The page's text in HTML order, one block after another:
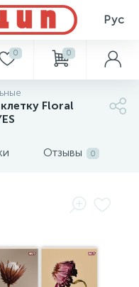
Рус
0 0
Floral
Отзывы 0